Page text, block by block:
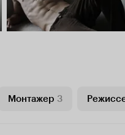
Монтажер 3